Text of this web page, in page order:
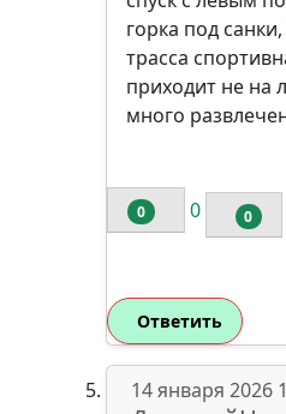
горка под
трасса
приходит не на
много
0 0 0
Ответить
14 января 2026